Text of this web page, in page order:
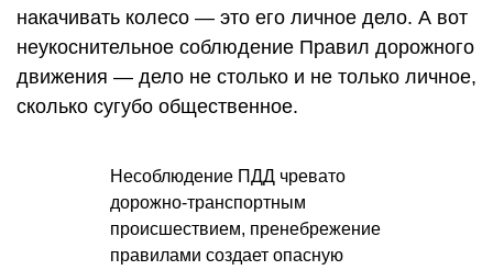
накачивать колесо — это его личное дело. А вот
неукоснительное соблюдение Правил дорожного
движения — дело не столько и не только личное,
сколько сугубо общественное.
Несоблюдение ПДД чревато
дорожно-транспортным
происшествием, пренебрежение
правилами создает опасную